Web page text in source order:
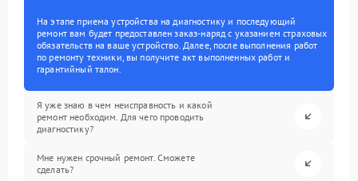
На этапе приема устройства на диагностику и последующий
ремонт вам будет предоставлен заказ-наряд с указанием страховых
обязательств на ваше устройство. Далее, после выполнения работ
по ремонту техники, вы получите акт выполненных работ и
гарантийный талон.
Я уже знаю в чем неисправность и какой
ремонт необходим. Для чего проводить
диагностику?
Мне нужен срочный ремонт. Сможете
сделать?